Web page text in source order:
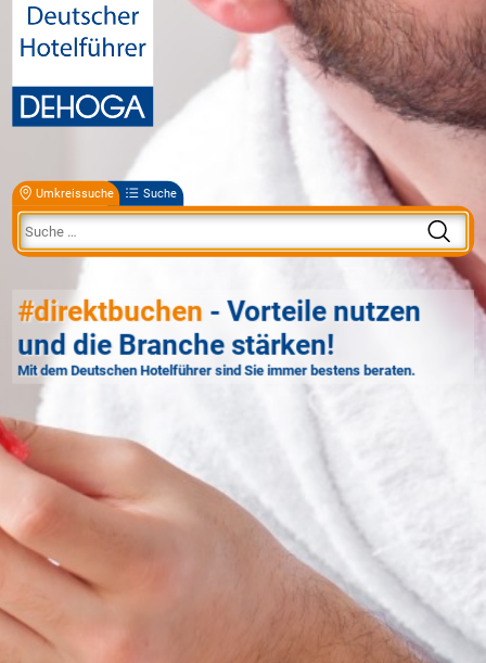
Umkreissuche Suche
#direktbuchen - Vorteile nutzen
und die Branche stärken!
Mit dem Deutschen Hotelführer sind Sie immer bestens beraten.